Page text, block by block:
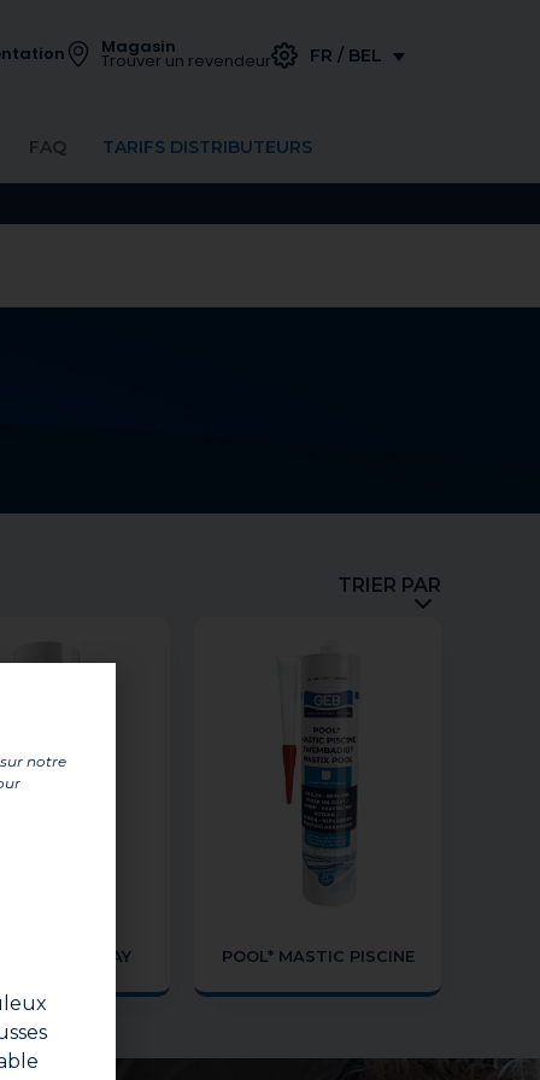
Magasin
Trouver un revendeur FR / BEL
FAQ TARIFS DISTRIBUTEURS
TRIER PAR
COLLE SPRAY
POOL* MASTIC PISCINE
notre